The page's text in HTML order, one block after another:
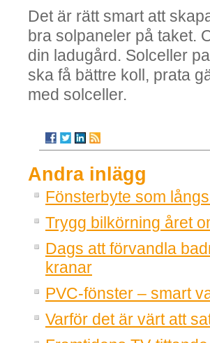
Det är rätt smart att
bra solpaneler på taket.
din ladugård. Solceller
ska få bättre koll, prata
med solceller.
Andra inlägg
Fönsterbyte som
Trygg bilkörning året
Dags att förvandla
kranar
PVC-fönster – smart
Varför det är värt att